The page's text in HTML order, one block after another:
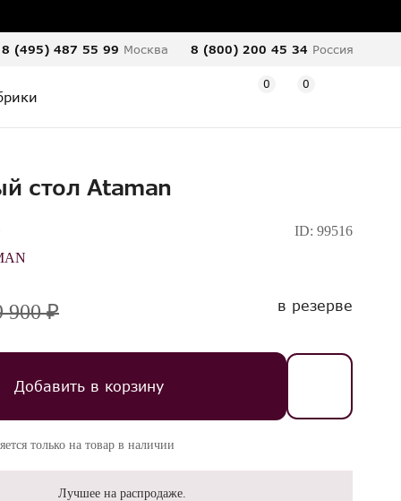
8 (495) 487 55 99 Москва 8 (800) 200 45 34 Россия
0 0
стол Ataman
ID:99516
900 ₽ в резерве
Добавить в корзину
только на товар в наличии
Лучшее на распродаже.